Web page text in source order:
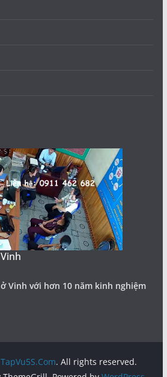
Vinh với hơn 10 năm kinh nghiệm
TapVu5S.Com. All rights reserved.